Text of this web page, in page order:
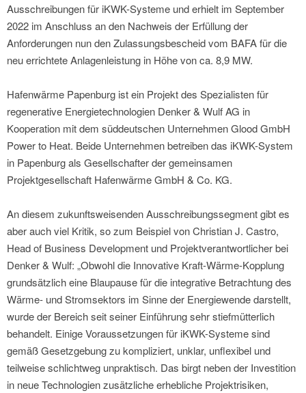
Ausschreibungen für iKWK-Systeme und erhielt im September
2022 im Anschluss an den Nachweis der Erfüllung der
Anforderungen nun den Zulassungsbescheid vom BAFA für die
neu errichtete Anlagenleistung in Höhe von ca. 8,9 MW.
Hafenwärme Papenburg ist ein Projekt des Spezialisten für
regenerative Energietechnologien Denker & Wulf AG in
Kooperation mit dem süddeutschen Unternehmen Glood GmbH
Power to Heat. Beide Unternehmen betreiben das iKWK-System
in Papenburg als Gesellschafter der gemeinsamen
Projektgesellschaft Hafenwärme GmbH & Co. KG.
An diesem zukunftsweisenden Ausschreibungssegment gibt es
aber auch viel Kritik, so zum Beispiel von Christian J. Castro,
Head of Business Development und Projektverantwortlicher bei
Denker & Wulf: „Obwohl die Innovative Kraft-Wärme-Kopplung
grundsätzlich eine Blaupause für die integrative Betrachtung des
Wärme- und Stromsektors im Sinne der Energiewende darstellt,
wurde der Bereich seit seiner Einführung sehr stiefmütterlich
behandelt. Einige Voraussetzungen für iKWK-Systeme sind
gemäß Gesetzgebung zu kompliziert, unklar, unflexibel und
teilweise schlichtweg unpraktisch. Das birgt neben der Investition
in neue Technologien zusätzliche erhebliche Projektrisiken,